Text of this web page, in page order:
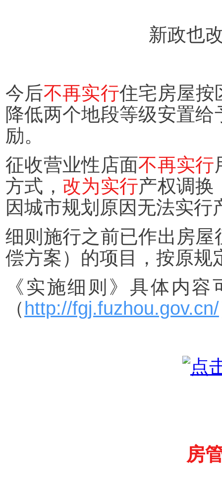
新政也
今后不再实行住宅房屋按
降低两个地段等级安置
励。
征收营业性店面不再实行
方式， 改为实行产权调换
因城市规划原因无法实
细则施行之前已作出房
偿方案）的项目，按原规
《实施细则》具体内
（http://fgj.fuzhou.gov.cn/
房